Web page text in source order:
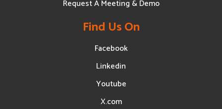
Request A Meeting & Demo
Find Us On
Facebook
Linkedin
Youtube
X.com